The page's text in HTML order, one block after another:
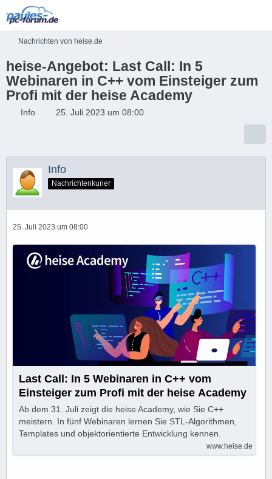
Nachrichten von heise.de
heise-Angebot: Last Call: In 5
Webinaren in C++ vom Einsteiger zum
Profi mit der heise Academy
Info 25. Juli 2023 um 08:00
Info
Nachrichtenkurier
25. Juli 2023 um 08:00
Last Call: In 5 Webinaren in C++ vom
Einsteiger zum Profi mit der heise Academy
Ab dem 31. Juli zeigt die heise Academy, wie Sie C++
meistern. In fünf Webinaren lernen Sie STL-Algorithmen,
Templates und objektorientierte Entwicklung kennen.
www.heise.de